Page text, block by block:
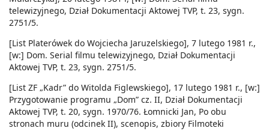
telewizyjnego, Dział Dokumentacji Aktowej TVP, t. 23, sygn.
2751/5.
[List Platerówek do Wojciecha Jaruzelskiego], 7 lutego 1981 r.,
[w:] Dom. Serial filmu telewizyjnego, Dział Dokumentacji
Aktowej TVP, t. 23, sygn. 2751/5.
[List ZF „Kadr” do Witolda Figlewskiego], 17 lutego 1981 r., [w:]
Przygotowanie programu „Dom” cz. II, Dział Dokumentacji
Aktowej TVP, t. 20, sygn. 1970/76. Łomnicki Jan, Po obu
stronach muru (odcinek II), scenopis, zbiory Filmoteki